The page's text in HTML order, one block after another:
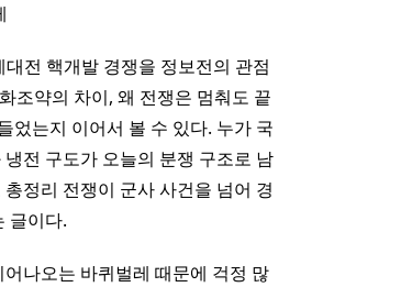
전 핵개발 경쟁을 정보전의 관점
조약의 차이, 왜 전쟁은 멈춰도 끝
었는지 이어서 볼 수 있다. 누가 국
전 구도가 오늘의 분쟁 구조로 남
정리 전쟁이 군사 사건을 넘어 경
글이다.
나오는 바퀴벌레 때문에 걱정 많